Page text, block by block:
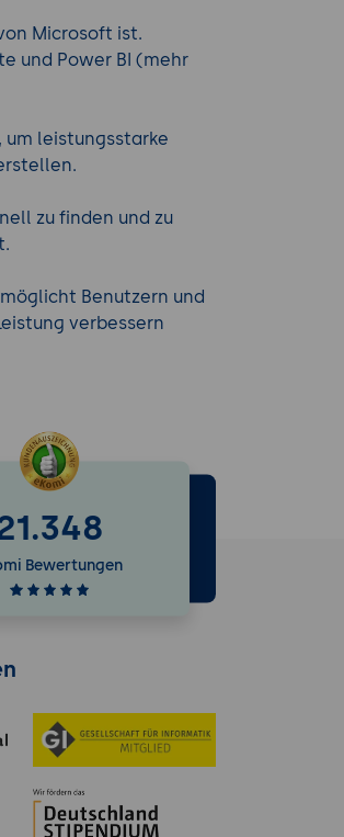
Microsoft ist.
und Power BI (mehr
um leistungsstarke
zu finden und zu
Benutzern und
verbessern
Bewertungen